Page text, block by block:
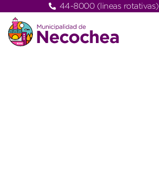
44-8000 (lineas rotativas)